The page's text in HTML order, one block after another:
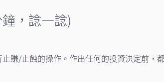
，諗一諗)
賺/止蝕的操作。作出任何的投資決定前，